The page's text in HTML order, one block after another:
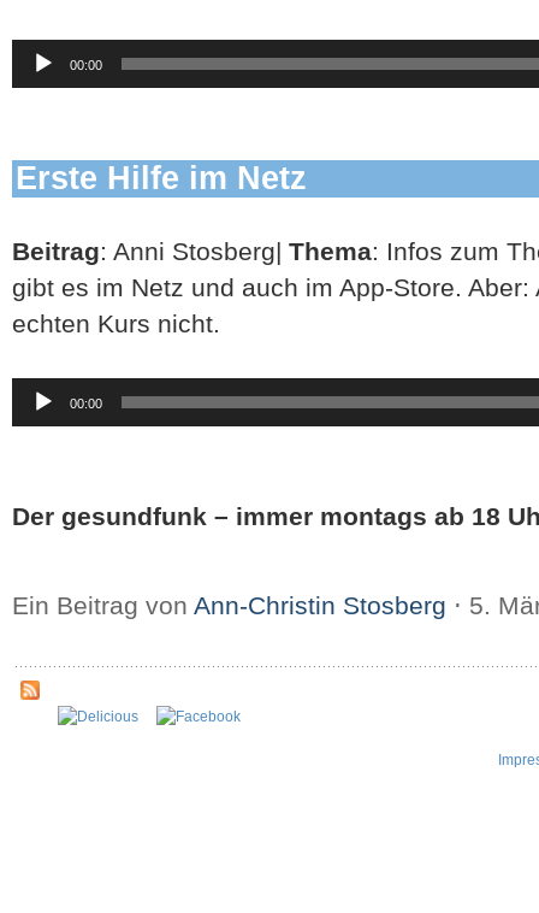
Audio-
Player
00:00
Erste Hilfe im Netz
Beitrag: Anni Stosberg| Thema: Infos zum
gibt es im Netz und auch im App-Store.
echten Kurs nicht.
Audio-
Player
00:00
Der gesundfunk – immer montags ab 18
Ein Beitrag von Ann-Christin Stosberg ⋅ 5.